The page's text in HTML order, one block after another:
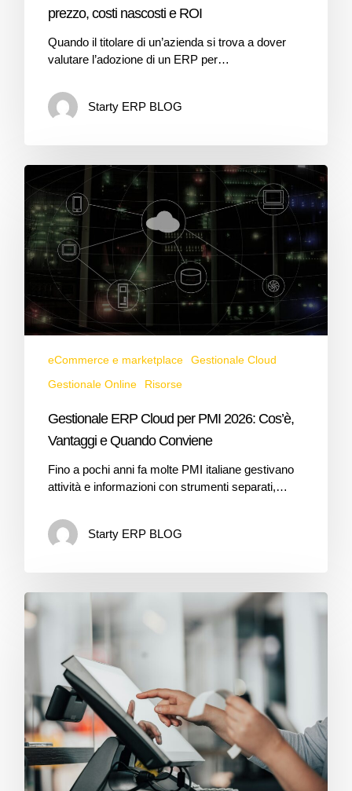
prezzo, costi nascosti e ROI
Quando il titolare di un’azienda si trova a dover
valutare l’adozione di un ERP per…
Starty ERP BLOG
eCommerce e marketplace
Gestionale Cloud
Gestionale Online
Risorse
Gestionale ERP Cloud per PMI 2026: Cos’è,
Vantaggi e Quando Conviene
Fino a pochi anni fa molte PMI italiane gestivano
attività e informazioni con strumenti separati,…
Starty ERP BLOG